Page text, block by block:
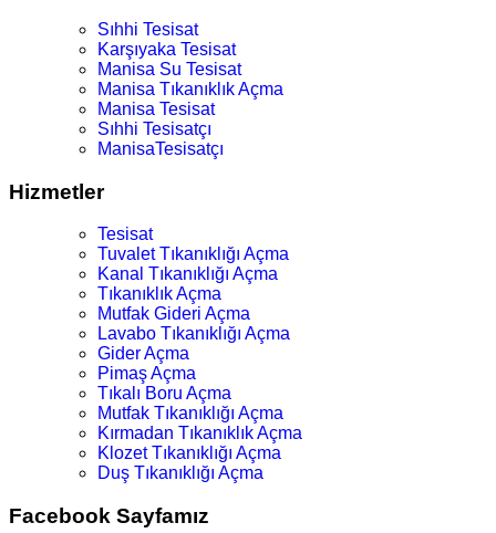
Sıhhi Tesisat
Karşıyaka Tesisat
Manisa Su Tesisat
Manisa Tıkanıklık Açma
Manisa Tesisat
Sıhhi Tesisatçı
ManisaTesisatçı
Hizmetler
Tesisat
Tuvalet Tıkanıklığı Açma
Kanal Tıkanıklığı Açma
Tıkanıklık Açma
Mutfak Gideri Açma
Lavabo Tıkanıklığı Açma
Gider Açma
Pimaş Açma
Tıkalı Boru Açma
Mutfak Tıkanıklığı Açma
Kırmadan Tıkanıklık Açma
Klozet Tıkanıklığı Açma
Duş Tıkanıklığı Açma
Facebook Sayfamız